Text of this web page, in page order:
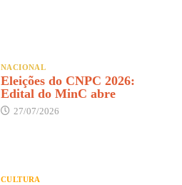
NACIONAL
Eleições do CNPC 2026:
Edital do MinC abre
27/07/2026
CULTURA